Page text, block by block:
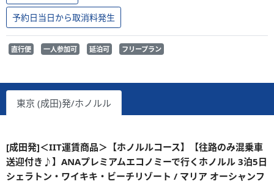
予約日当日から取消料発生
直行便 一人参加可 延泊可 フリープラン
東京 (成田)発/ホノルル
[成田発]＜IIT運賃商品＞【ホノルルコース】【往路のみ混乗車
送迎付き♪】ANAプレミアムエコノミーで行くホノルル 3泊5日
シェラトン・ワイキキ・ビーチリゾート / マリア オーシャンフ